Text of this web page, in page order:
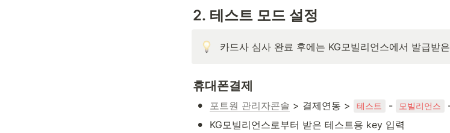
2. 테스트 모드 설정
카드사 심사 완료 후에는 KG모빌리언스에서 발급받
휴대폰결제
• 포트원 관리자콘솔 > 결제연동 > 테스트 - 모빌리언스
• KG모빌리언스로부터 받은 테스트용 key 입력